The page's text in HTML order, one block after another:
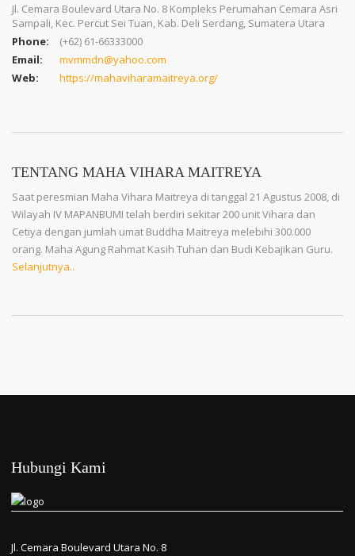
Jl. Cemara Boulevard Utara No. 8 Kompleks Perumahan Cemara Asri
Sampali, Kec. Percut Sei Tuan, Kab. Deli Serdang, Sumatera Utara
Phone:
(+62) 61-66333000
Email:
mvmmdn@yahoo.com
Web:
https://mahaviharamaitreya.org/
TENTANG MAHA VIHARA MAITREYA
Saat peresmian Maha Vihara Maitreya di tanggal 21 Agustus 2008, di
Wilayah IV MAPANBUMI telah berdiri sekitar 200 unit Vihara dan
Cetiya dengan jumlah umat Buddha Maitreya melebihi 300.000
orang. Maha Agung Rahmat Kasih Tuhan dan Budi Kebajikan Guru.
Selanjutnya..
Hubungi Kami
Jl. Cemara Boulevard Utara No. 8